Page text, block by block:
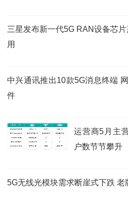
三星发布新一代5G RAN设备芯
用
中兴通讯推出10款5G消息终端
件
运营商5月主
户数节节攀升
5G无线光模块需求断崖式下跌